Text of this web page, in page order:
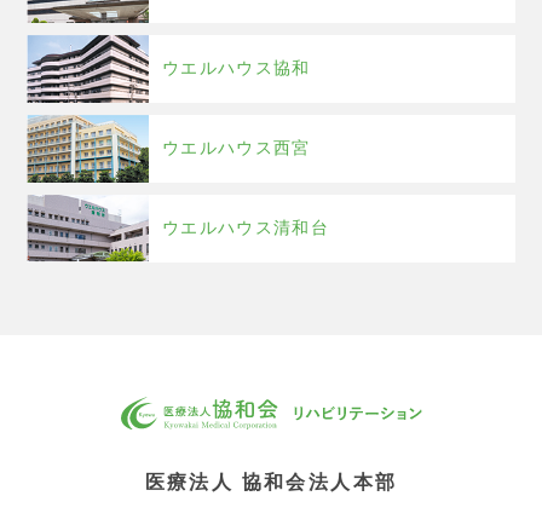
ウエルハウス協和
ウエルハウス西宮
ウエルハウス清和台
医療法人 協和会法人本部